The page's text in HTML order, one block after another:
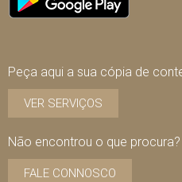
Peça aqui a sua cópia de
VER SERVIÇOS
Não encontrou o que procura?
FALE CONNOSCO